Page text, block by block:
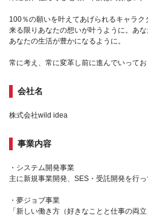
100％の願いを叶えてあげられるキャラ
来る限りあなたの想いが叶うように。あ
あなたの生活が豊かになるように。
常に考え、常に変革し前に進んでいってお
会社名
株式会社wild idea
事業内容
・システム開発事業
主に新規事業開発、SES・受託開発を行っ
・夢ジョブ事業
「新しい働き方（好きなことと仕事の両